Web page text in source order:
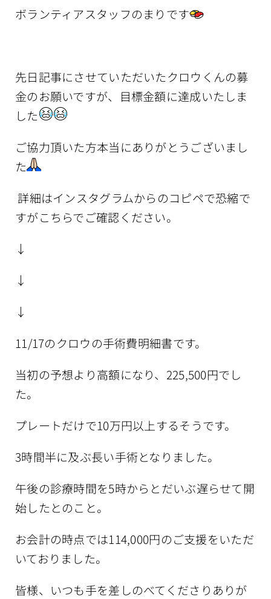
ボランティアスタッフのまりです
先日記事にさせていただいたクロウくんの募
金のお願いですが、目標金額に達成いたしま
した
ご協力頂いた方本当にありがとうございまし
た
詳細はインスタグラムからのコピペで恐縮で
すがこちらでご確認ください。
↓
↓
↓
11/17のクロウの手術費明細書です。
当初の予想より高額になり、225,500円でし
た。
プレートだけで10万円以上するそうです。
3時間半に及ぶ長い手術となりました。
午後の診療時間を5時からとだいぶ遅らせて開
始したとのこと。
お会計の時点では114,000円のご支援をいただ
いておりました。
皆様、いつも手を差しのべてくださりありが